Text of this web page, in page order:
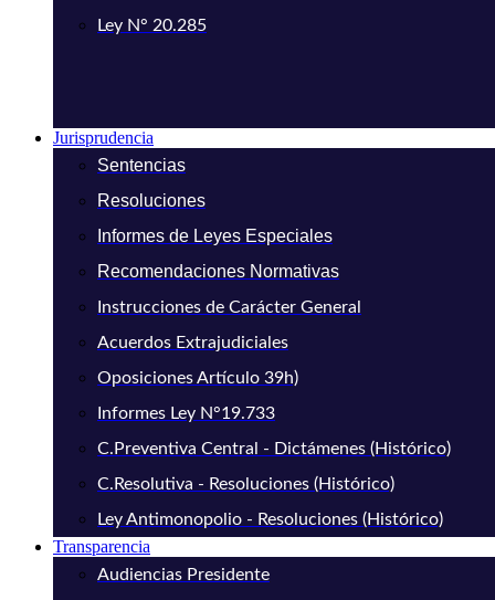
Ley N° 20.285
Jurisprudencia
Sentencias
Resoluciones
Informes de Leyes Especiales
Recomendaciones Normativas
Instrucciones de Carácter General
Acuerdos Extrajudiciales
Oposiciones Artículo 39h)
Informes Ley N°19.733
C.Preventiva Central - Dictámenes (Histórico)
C.Resolutiva - Resoluciones (Histórico)
Ley Antimonopolio - Resoluciones (Histórico)
Transparencia
Audiencias Presidente